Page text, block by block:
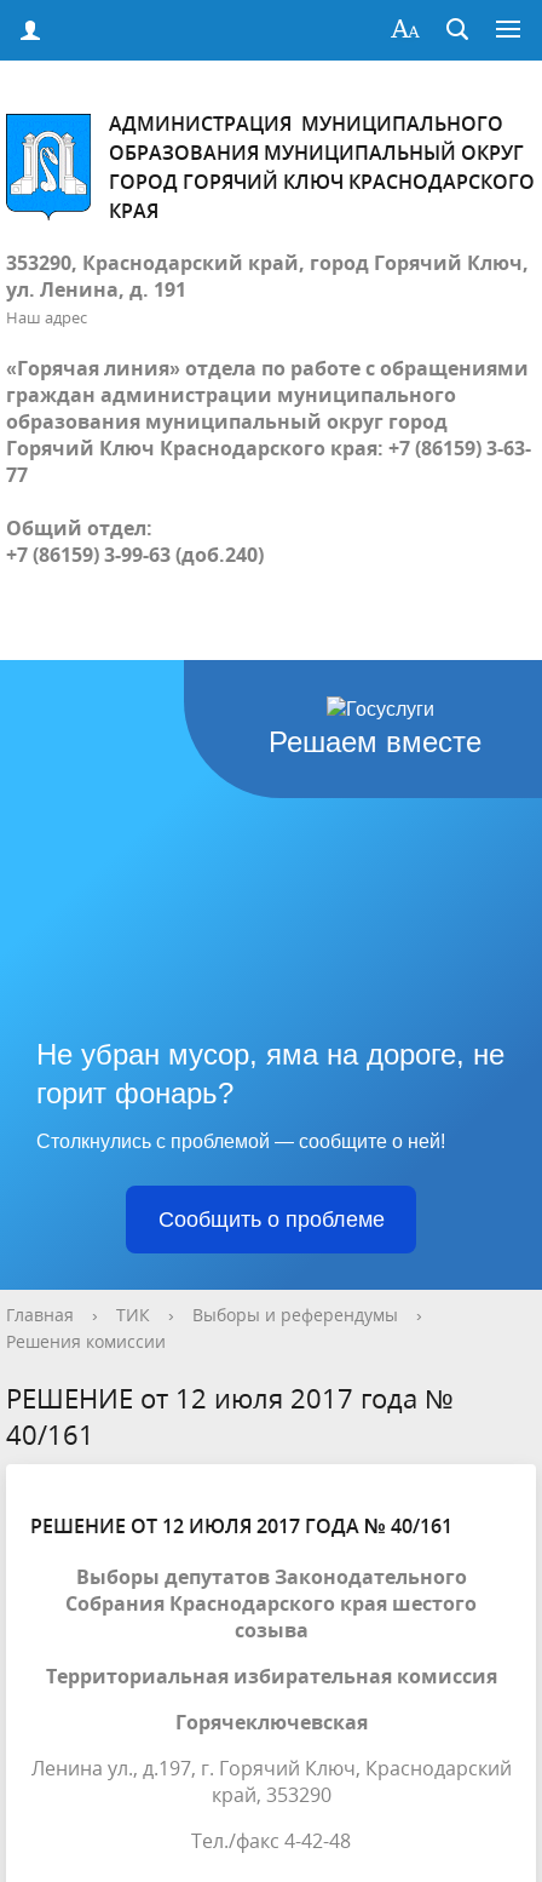
АДМИНИСТРАЦИЯ МУНИЦИПАЛЬНОГО
ОБРАЗОВАНИЯ МУНИЦИПАЛЬНЫЙ ОКРУГ
ГОРОД ГОРЯЧИЙ КЛЮЧ КРАСНОДАРСКОГО
КРАЯ
353290, Краснодарский край, город Горячий Ключ,
ул. Ленина, д. 191
Наш адрес
«Горячая линия» отдела по работе с обращениями
граждан администрации муниципального
образования муниципальный округ город
Горячий Ключ Краснодарского края: +7 (86159) 3-63-
77
Общий отдел:
+7 (86159) 3-99-63 (доб.240)
Решаем вместе
Не убран мусор, яма на дороге, не
горит фонарь?
Столкнулись с проблемой — сообщите о ней!
Сообщить о проблеме
Главная › ТИК › Выборы и референдумы
›
Решения комиссии
РЕШЕНИЕ от 12 июля 2017 года №
40/161
РЕШЕНИЕ ОТ 12 ИЮЛЯ 2017 ГОДА № 40/161
Выборы депутатов Законодательного
Собрания Краснодарского края шестого
созыва
Территориальная избирательная комиссия
Горячеключевская
Ленина ул., д.197, г. Горячий Ключ, Краснодарский
край, 353290
Тел./факс 4-42-48